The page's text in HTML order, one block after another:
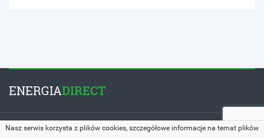
ENERGIADIRECT
Copyright © 2026 by EnergiaDirect.pl . All Rights Reserved.
Nasz serwis korzysta z plików cookies, szczegółowe informacje na temat plików